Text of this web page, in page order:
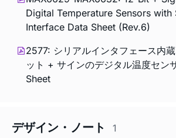
Digital Temperature Sensors with
Interface Data Sheet (Rev.6)
2577: シリアルインタフェース内
ット + サインのデジタル温度セン
Sheet
デザイン・ノート 1